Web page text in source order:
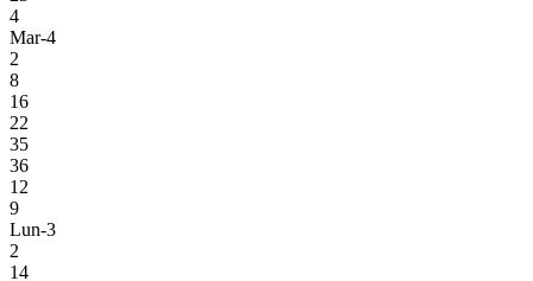
4
Mar-4
2
8
16
22
35
36
12
9
Lun-3
2
14